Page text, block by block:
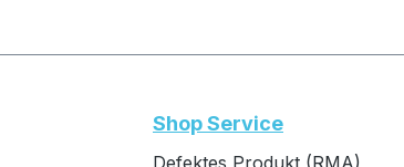
Shop Service
Defektes Produkt (RMA)